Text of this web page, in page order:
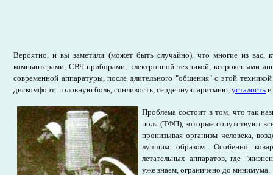
Вероятно, и вы заметили (может быть случайно), что многие из вас,
компьютерами, СВЧ-приборами, электронной техникой, ксероксными
современной аппаратуры, после длительного "общения" с этой
дискомфорт: головную боль, сонливость, сердечную аритмию, усталость и
Проблема состоит в том, что так
поля (ТФП), которые сопутствуют
пронизывая организм человека,
лучшим образом. Особенно
летательных аппаратов, где
уже знаем, ограничено до минимума.